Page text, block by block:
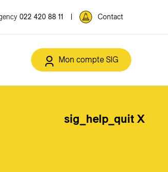
022 420 88 11 Contact
Mon compte SIG
sig_help_quit X